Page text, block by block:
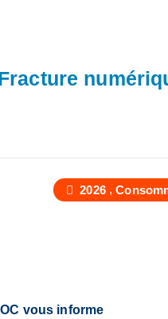
2026,
vous informe